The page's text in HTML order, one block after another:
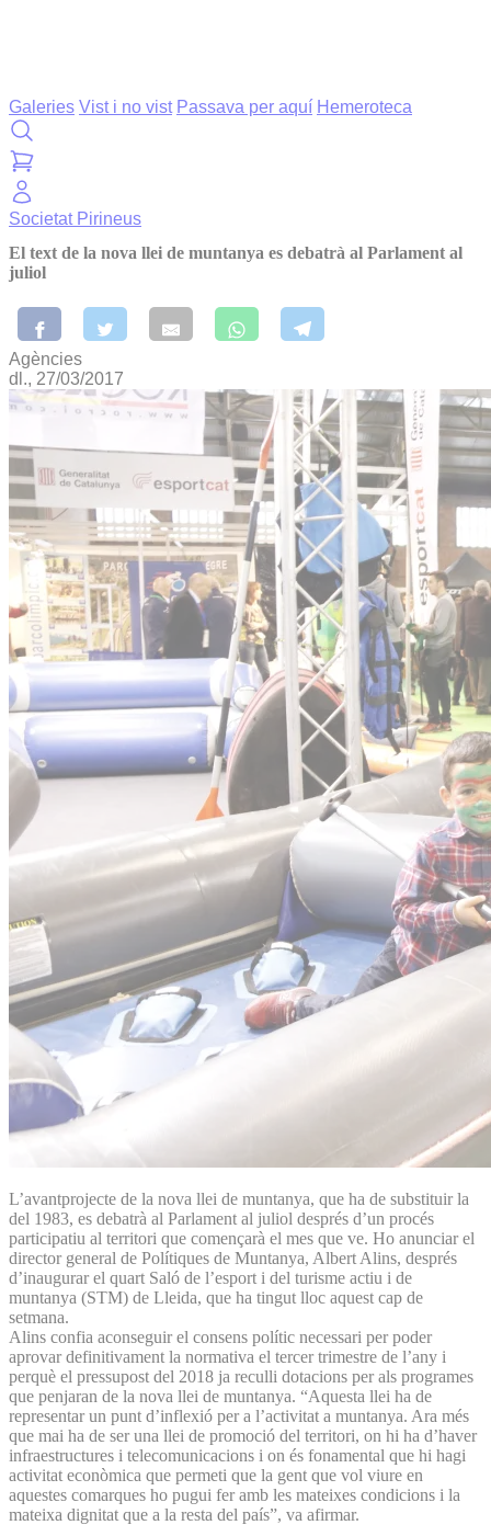
Galeries Vist i no vist Passava per aquí Hemeroteca
Societat Pirineus
El text de la nova llei de muntanya es debatrà al Parlament al
juliol
Agències
dl., 27/03/2017
L’avantprojecte de la nova llei de muntanya, que ha de substituir la
del 1983, es debatrà al Parlament al juliol després d’un procés
participatiu al territori que començarà el mes que ve. Ho anunciar el
director general de Polítiques de Muntanya, Albert Alins, després
d’inaugurar el quart Saló de l’esport i del turisme actiu i de
muntanya (STM) de Lleida, que ha tingut lloc aquest cap de
setmana.
Alins confia aconseguir el consens polític necessari per poder
aprovar definitivament la normativa el tercer trimestre de l’any i
perquè el pressupost del 2018 ja reculli dotacions per als programes
que penjaran de la nova llei de muntanya. “Aquesta llei ha de
representar un punt d’inflexió per a l’activitat a muntanya. Ara més
que mai ha de ser una llei de promoció del territori, on hi ha d’haver
infraestructures i telecomunicacions i on és fonamental que hi hagi
activitat econòmica que permeti que la gent que vol viure en
aquestes comarques ho pugui fer amb les mateixes condicions i la
mateixa dignitat que a la resta del país”, va afirmar.